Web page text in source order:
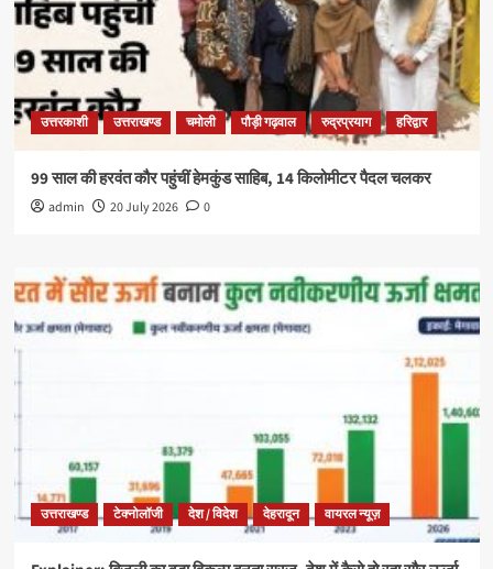
उत्तरकाशी उत्तराखण्ड चमोली पौड़ी गढ़वाल रुद्रप्रयाग हरिद्वार
99 साल की हरवंत कौर पहुंचीं हेमकुंड साहिब, 14 किलोमीटर पैदल चलकर
admin 20 July 2026 0
उत्तराखण्ड टेक्नोलॉजी देश / विदेश देहरादून वायरल न्यूज़